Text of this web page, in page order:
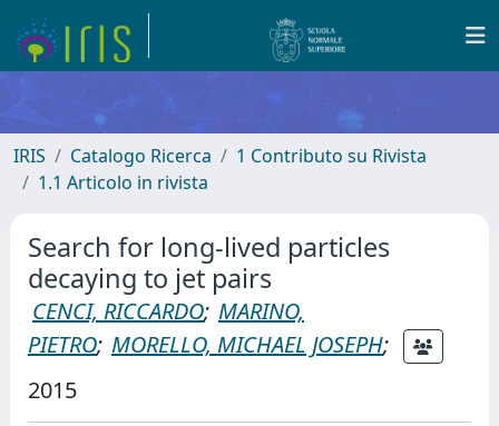
IRIS Catalogo Ricerca
1 Contributo su Rivista
1.1 Articolo in rivista
Search for long-lived particles
decaying to jet pairs
CENCI, RICCARDO; MARINO,
PIETRO; MORELLO, MICHAEL JOSEPH;
2015